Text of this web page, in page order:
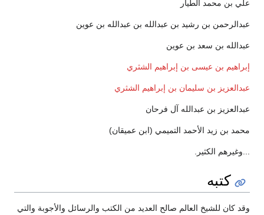
علي بن محمد الطيار
عبدالرحمن بن رشيد بن عبدالله بن عبدالله بن عوين
عبدالله بن سعد بن عوين
إبراهيم بن عيسى بن إبراهيم الشثري
عبدالعزيز بن سليمان بن إبراهيم الشثري
عبدالعزيز بن عبدالله آل فرحان
محمد بن زيد الأحمد التميمي (ابن عمیقان)
...وغيرهم الكثير.
كتبه
وقد كان للشيخ العالم صالح العديد من الكتب والرسائل والأجوبة والتي